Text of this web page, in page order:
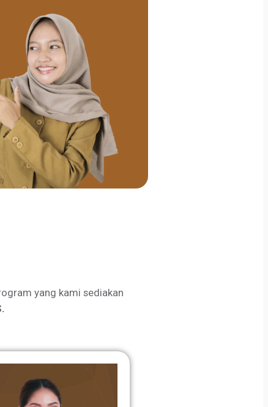
yang kami sediakan